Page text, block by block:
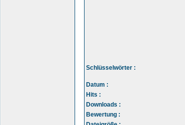
Schlüsselwörter :
Datum :
Hits :
Downloads :
Bewertung :